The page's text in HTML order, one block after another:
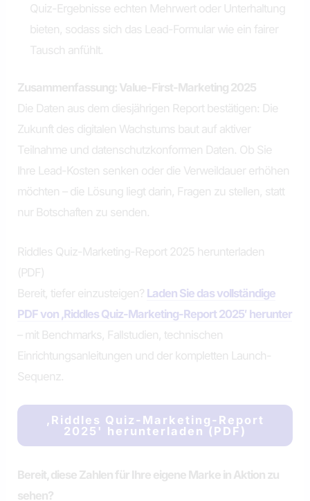
Quiz-Ergebnisse echten Mehrwert oder Unterhaltung
bieten, sodass sich das Lead-Formular wie ein fairer
Tausch anfühlt.
Zusammenfassung: Value-First-Marketing 2025
Die Daten aus dem diesjährigen Report bestätigen: Die
Zukunft des digitalen Wachstums baut auf aktiver
Teilnahme und datenschutzkonformen Daten. Ob Sie
Ihre Lead-Kosten senken oder die Verweildauer erhöhen
möchten – die Lösung liegt darin, Fragen zu stellen, statt
nur Botschaften zu senden.
Riddles Quiz-Marketing-Report 2025 herunterladen
(PDF)
Bereit, tiefer einzusteigen? Laden Sie das vollständige
PDF von ‚Riddles Quiz-Marketing-Report 2025′ herunter
– mit Benchmarks, Fallstudien, technischen
Einrichtungsanleitungen und der kompletten Launch-
Sequenz.
‚Riddles Quiz-Marketing-Report
2025' herunterladen (PDF)
Bereit, diese Zahlen für Ihre eigene Marke in Aktion zu
sehen?